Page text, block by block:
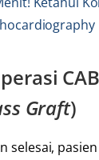
Graft)
selesai,